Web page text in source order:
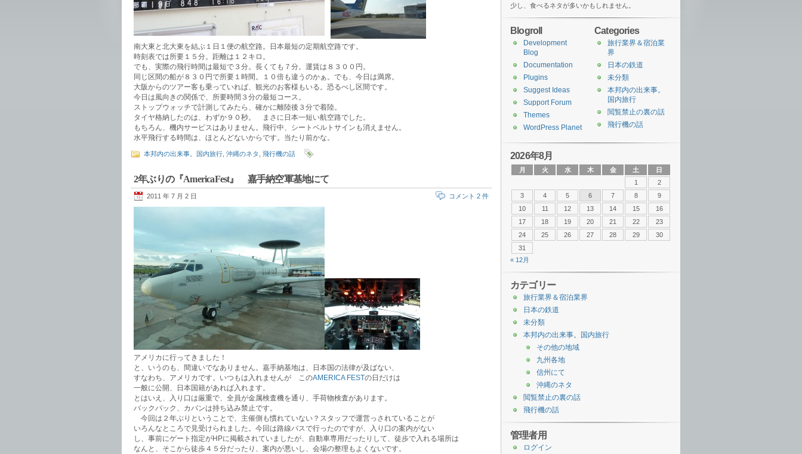
南大東と北大東を結ぶ１日１便の航空路。日本最短の定期航空路です。
時刻表では所要１５分。距離は１２キロ。
でも、実際の飛行時間は最短で３分。長くても７分。運賃は８３００円。
同じ区間の船が８３０円で所要１時間。１０倍も違うのかぁ。でも、今日は満席。
大阪からのツアー客も乗っていれば、観光のお客様もいる。恐るべし区間です。
今日は風向きの関係で、所要時間３分の最短コース。
ストップウォッチで計測してみたら、確かに離陸後３分で着陸。
タイヤ格納したのは、わずか９０秒。 まさに日本一短い航空路でした。
もちろん、機内サービスはありません。飛行中、シートベルトサインも消えません。
水平飛行する時間は、ほとんどないからです。当たり前かな。
本邦内の出来事。国内旅行 沖縄のネタ 飛行機の話
2年ぶりの『AmericaFest』 嘉手納空軍基地にて
2011 年 7 月 2 日 コメント 2 件
アメリカに行ってきました！
と、いうのも、間違いでなありません。嘉手納基地は、日本国の法律が及ばない、
すなわち、アメリカです。いつもは入れませんが このAMERICA FESTの日だけは
一般に公開、日本国籍があれば入れます。
とはいえ、入り口は厳重で、全員が金属検査機を通り、手荷物検査があります。
バックパック、カバンは持ち込み禁止です。
今回は２年ぶりということで、主催側も慣れていない？スタッフで運営っされていることが
いろんなところで見受けられました。今回は路線バスで行ったのですが、入り口の案内がない
し、事前にゲート指定がHPに掲載されていましたが、自動車専用だったりして、徒歩で入れる場所は
なんと、そこから徒歩４５分だったり、案内が悪いし、会場の整理もよくないです。
少し、食べるネタが多いかもしれません。
Categories
旅行業界＆宿泊業
界
日本の鉄道
未分類
本邦内の出来事。
国内旅行
閲覧禁止の裏の話
飛行機の話
Blogroll
Development
Blog
Documentation
Plugins
Suggest Ideas
Support Forum
Themes
WordPress Planet
2026年8月
月 火 水 木 金 土
日
1
2
3
4 5 6 7 8
9
10
11 12 13 14 15
16
17
18 19 20 21 22
23
24
25 26 27 28 29
30
31
« 12月
カテゴリー
旅行業界＆宿泊業界
日本の鉄道
未分類
本邦内の出来事。国内旅行
その他の地域
九州各地
信州にて
沖縄のネタ
閲覧禁止の裏の話
飛行機の話
管理者用
ログイン